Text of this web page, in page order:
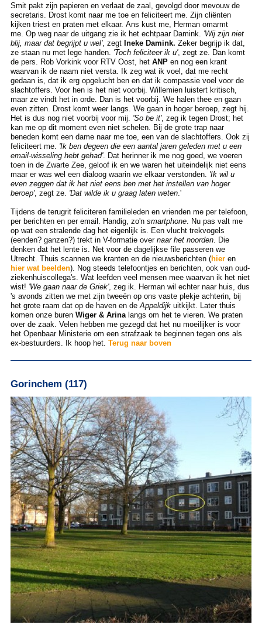
Smit pakt zijn papieren en verlaat de zaal, gevolgd door mevouw de
secretaris. Drost komt naar me toe en feliciteert me. Zijn cliënten
kijken triest en praten met elkaar. Ans kust me, Herman omarmt
me. Op weg naar de uitgang zie ik het echtpaar Damink. 'Wij zijn niet
blij, maar dat begrijpt u wel', zegt Ineke Damink. Zeker begrijp ik dat,
ze staan nu met lege handen. 'Toch feliciteer ik u', zegt ze. Dan komt
de pers. Rob Vorkink voor RTV Oost, het ANPen nog een krant
waarvan ik de naam niet versta. Ik zeg wat ik voel, dat me recht
gedaan is, dat ik erg opgelucht ben en dat ik compassie voel voor de
slachtoffers. Voor hen is het niet voorbij. Willemien luistert kritisch,
maar ze vindt het in orde. Dan is het voorbij. We halen thee en gaan
even zitten. Drost komt weer langs. We gaan in hoger beroep, zegt hij.
Het is dus nog niet voorbij voor mij. 'So be it', zeg ik tegen Drost; het
kan me op dit moment even niet schelen. Bij de grote trap naar
beneden komt een dame naar me toe, een van de slachtoffers. Ook zij
feliciteert me. 'Ik ben degeen die een aantal jaren geleden met u een
email-wisseling hebt gehad'. Dat herinner ik me nog goed, we voeren
toen in de Zwarte Zee, geloof ik en we waren het uiteindelijk niet eens
maar er was wel een dialoog waarin we elkaar verstonden. 'Ik wil u
even zeggen dat ik het niet eens ben met het instellen van hoger
beroep', zegt ze. 'Dat wilde ik u graag laten weten.'
Tijdens de terugrit feliciteren familieleden en vrienden me per telefoon,
per berichten en per email. Handig, zo'n smartphone. Nu pas valt me
op wat een stralende dag het eigenlijk is. Een vlucht trekvogels
(eenden? ganzen?) trekt in V-formatie over naar het noorden. Die
denken dat het lente is. Net voor de dagelijkse file passeren we
Utrecht. Thuis scannen we kranten en de nieuwsberichten (hieren
hier wat beelden). Nog steeds telefoontjes en berichten, ook van oud-
ziekenhuiscollega's. Wat leefden veel mensen mee waarvan ik het niet
wist! 'We gaan naar de Griek', zeg ik. Herman wil echter naar huis, dus
's avonds zitten we met zijn tweeën op ons vaste plekje achterin, bij
het grote raam dat op de haven en de Appeldijkuitkijkt. Later thuis
komen onze buren Wiger & Arinalangs om het te vieren. We praten
over de zaak. Velen hebben me gezegd dat het nu moeilijker is voor
het Openbaar Ministerie om een strafzaak te beginnen tegen ons als
ex-bestuurders. Ik hoop het. Terug naar boven
Gorinchem (117)